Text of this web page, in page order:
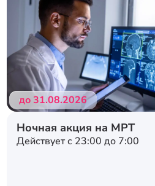
до 31.08.2026
Ночная акция на МРТ
Действует с 23:00 до 7:00